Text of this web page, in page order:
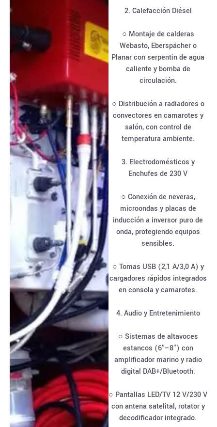
2. Calefacción Diésel
○ Montaje de calderas
Webasto, Eberspächer o
Planar con serpentín de agua
caliente y bomba de
circulación.
○ Distribución a radiadores o
convectores en camarotes y
salón, con control de
temperatura ambiente.
3. Electrodomésticos y
Enchufes de 230 V
○ Conexión de neveras,
microondas y placas de
inducción a inversor puro de
onda, protegiendo equipos
sensibles.
○ Tomas USB (2,1 A/3,0 A) y
cargadores rápidos integrados
en consola y camarotes.
4. Audio y Entretenimiento
○ Sistemas de altavoces
estancos (6″–8″) con
amplificador marino y radio
digital DAB+/Bluetooth.
○ Pantallas LED/TV 12 V/230 V
con antena satelital, rotator y
decodificador integrado.